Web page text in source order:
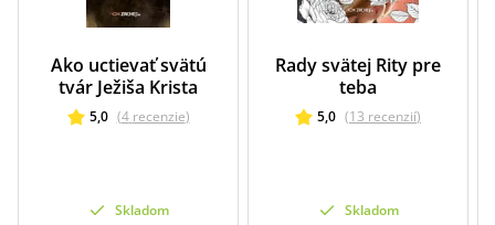
Ako uctievať svätú
tvár Ježiša Krista
5,0 (4 recenzie)
Skladom
Rady svätej Rity pre
teba
5,0 (13 recenzií)
Skladom